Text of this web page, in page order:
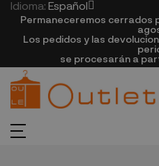
Idioma: Español
Permaneceremos cerrados
Los pedidos y las
se procesarán a